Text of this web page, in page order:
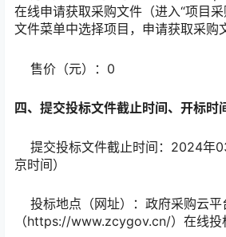
在线申请获取采购文件（进入“项目
文件菜单中选择项目，申请获取采购
售价（元）：0
四、提交投标文件截止时间、开标时
提交投标文件截止时间：2024年
京时间）
投标地点（网址）：政府采购云平
（https://www.zcygov.cn/）在线投